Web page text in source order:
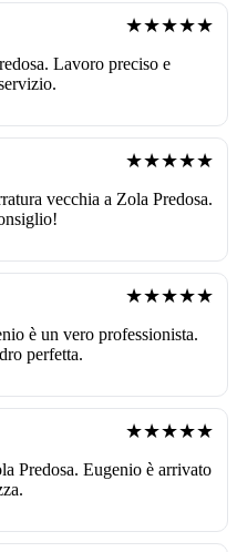
★★★★★
Lavoro preciso e
★★★★★
vecchia a Zola Predosa.
★★★★★
è un vero professionista.
perfetta.
★★★★★
Predosa. Eugenio è arrivato